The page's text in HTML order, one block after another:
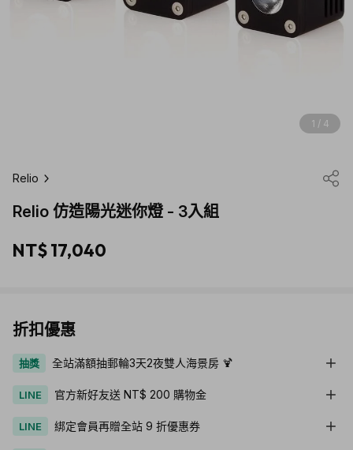
1 / 4
Relio
Relio 仿造陽光迷你燈 - 3入組
NT$ 17,040
折扣優惠
抽獎 全站滿額抽郵輪3天2夜雙人海景房 🍹
LINE 官方新好友送 NT$ 200 購物金
LINE 綁定會員再贈全站 9 折優惠券